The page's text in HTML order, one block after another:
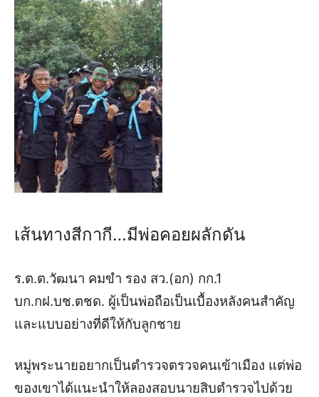
เส้นทางสีกากี…มีพ่อคอยผลักดัน
ร.ต.ต.วัฒนา คมขำ รอง สว.(อก) กก.1
บก.กฝ.บช.ตชด. ผู้เป็นพ่อถือเป็นเบื้องหลังคนสำคัญ
และแบบอย่างที่ดีให้กับลูกชาย
หมู่พระนายอยากเป็นตำรวจตรวจคนเข้าเมือง แต่พ่อ
ของเขาได้แนะนำให้ลองสอบนายสิบตำรวจไปด้วย